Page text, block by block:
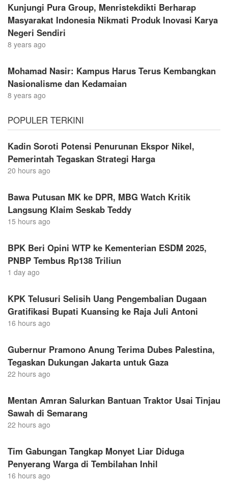
Kunjungi Pura Group, Menristekdikti Berharap
Masyarakat Indonesia Nikmati Produk Inovasi Karya
Negeri Sendiri
8 years ago
Mohamad Nasir: Kampus Harus Terus Kembangkan
Nasionalisme dan Kedamaian
8 years ago
POPULER TERKINI
Kadin Soroti Potensi Penurunan Ekspor Nikel,
Pemerintah Tegaskan Strategi Harga
20 hours ago
Bawa Putusan MK ke DPR, MBG Watch Kritik
Langsung Klaim Seskab Teddy
15 hours ago
BPK Beri Opini WTP ke Kementerian ESDM 2025,
PNBP Tembus Rp138 Triliun
1 day ago
KPK Telusuri Selisih Uang Pengembalian Dugaan
Gratifikasi Bupati Kuansing ke Raja Juli Antoni
16 hours ago
Gubernur Pramono Anung Terima Dubes Palestina,
Tegaskan Dukungan Jakarta untuk Gaza
22 hours ago
Mentan Amran Salurkan Bantuan Traktor Usai Tinjau
Sawah di Semarang
22 hours ago
Tim Gabungan Tangkap Monyet Liar Diduga
Penyerang Warga di Tembilahan Inhil
16 hours ago